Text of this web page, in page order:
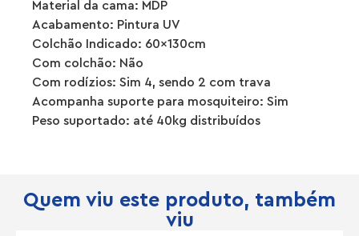
Material da cama: MDP
Acabamento: Pintura UV
Colchão Indicado: 60x130cm
Com colchão: Não
Com rodízios: Sim 4, sendo 2 com trava
Acompanha suporte para mosquiteiro: Sim
Peso suportado: até 40kg distribuídos
Quem viu este produto, também
viu